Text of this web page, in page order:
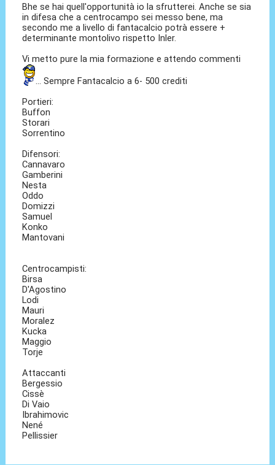
Bhe se hai quell'opportunità io la sfrutterei. Anche se sia
in difesa che a centrocampo sei messo bene, ma
secondo me a livello di fantacalcio potrà essere +
determinante montolivo rispetto Inler.
Vi metto pure la mia formazione e attendo commenti
... Sempre Fantacalcio a 6- 500 crediti
Portieri:
Buffon
Storari
Sorrentino
Difensori:
Cannavaro
Gamberini
Nesta
Oddo
Domizzi
Samuel
Konko
Mantovani
Centrocampisti:
Birsa
D'Agostino
Lodi
Mauri
Moralez
Kucka
Maggio
Torje
Attaccanti
Bergessio
Cissè
Di Vaio
Ibrahimovic
Nené
Pellissier